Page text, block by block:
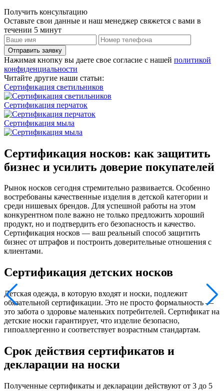
Получить консультацию
Оставьте свои данные и наш менеджер свяжется с вами в
течении 5 минут
Отправить заявку
Нажимая кнопку вы даете свое согласие с нашей политикой
конфиденциальности
Читайте другие наши статьи:
Сертификация светильников
Сертификация перчаток
Сертификация мыла
Сертификация носков: как защитить
бизнес и усилить доверие покупателей
Рынок носков сегодня стремительно развивается. Особенно
востребованы качественные изделия в детской категории и
среди нишевых брендов. Для успешной работы на этом
конкурентном поле важно не только предложить хороший
продукт, но и подтвердить его безопасность и качество.
Сертификация носков — ваш реальный способ защитить
бизнес от штрафов и построить доверительные отношения с
клиентами.
Сертификация детских носков
Детская одежда, в которую входят и носки, подлежит
обязательной сертификации. Это не просто формальность —
это забота о здоровье маленьких потребителей. Сертификат на
детские носки гарантирует, что изделие безопасно,
гипоаллергенно и соответствует возрастным стандартам.
Срок действия сертификатов и
декларации на носки
Полученные сертификаты и декларации действуют от 3 до 5